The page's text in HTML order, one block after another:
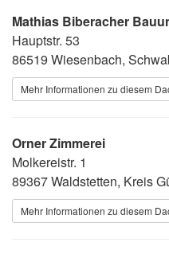
Mathias Biberacher
Hauptstr. 53
86519 Wiesenbach,
Mehr Informationen zu diesem
Orner Zimmerei
Molkereistr. 1
89367 Waldstetten, Kreis
Mehr Informationen zu diesem